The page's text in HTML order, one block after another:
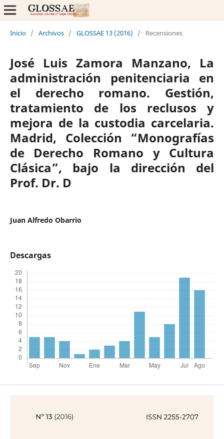
Inicio / Archivos / GLOSSAE 13 (2016) / Recensiones
José Luis Zamora Manzano, La
administración penitenciaria en
el derecho romano. Gestión,
tratamiento de los reclusos y
mejora de la custodia carcelaria.
Madrid, Colección “Monografías
de Derecho Romano y Cultura
Clásica”, bajo la dirección del
Prof. Dr. D
Juan Alfredo Obarrio
Descargas